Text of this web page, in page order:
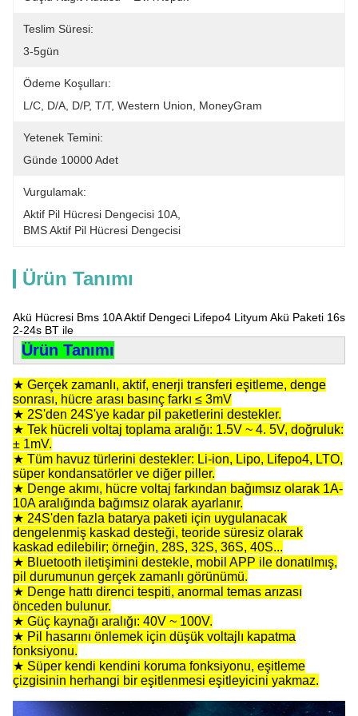
Teslim Süresi:
3-5gün
Ödeme Koşulları:
L/C, D/A, D/P, T/T, Western Union, MoneyGram
Yetenek Temini:
Günde 10000 Adet
Vurgulamak:
Aktif Pil Hücresi Dengecisi 10A
BMS Aktif Pil Hücresi Dengecisi
Ürün Tanımı
Akü Hücresi Bms 10A Aktif Dengeci Lifepo4 Lityum Akü Paketi 16s
2-24s BT ile
Ürün Tanımı
★ Gerçek zamanlı, aktif, enerji transferi eşitleme, denge
sonrası, hücre arası basınç farkı ≤ 3mV
★ 2S'den 24S'ye kadar pil paketlerini destekler.
★ Tek hücreli voltaj toplama aralığı: 1.5V ~ 4. 5V, doğruluk:
± 1mV.
★ Tüm havuz türlerini destekler: Li-ion, Lipo, Lifepo4, LTO,
süper kondansatörler ve diğer piller.
★ Denge akımı, hücre voltaj farkından bağımsız olarak 1A-
10A aralığında bağımsız olarak ayarlanır.
★ 24S'den fazla batarya paketi için uygulanacak
dengelenmiş kaskad desteği, teoride süresiz olarak
kaskad edilebilir; örneğin, 28S, 32S, 36S, 40S...
★ Bluetooth iletişimini destekle, mobil APP ile donatılmış,
pil durumunun gerçek zamanlı görünümü.
★ Denge hattı direnci tespiti, anormal temas arızası
önceden bulunur.
★ Güç kaynağı aralığı: 40V ~ 100V.
★ Pil hasarını önlemek için düşük voltajlı kapatma
fonksiyonu.
★ Süper kendi kendini koruma fonksiyonu, eşitleme
çizgisinin herhangi bir eşitlenmesi eşitleyicini yakmaz.